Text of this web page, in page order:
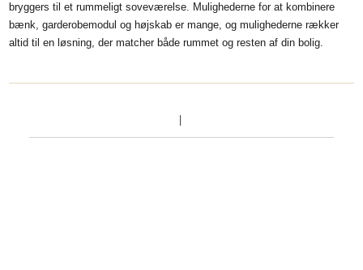
bryggers til et rummeligt soveværelse. Mulighederne for at kombinere
bænk, garderobemodul og højskab er mange, og mulighederne rækker
altid til en løsning, der matcher både rummet og resten af din bolig.